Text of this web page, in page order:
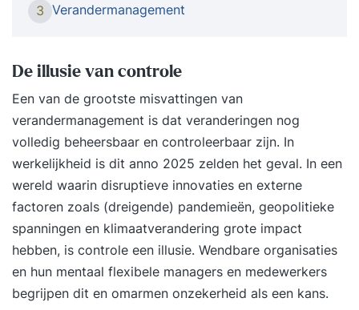
verandermanagement. projectmanagers,
‘Hoe krijg ik mijn mensen mee?’ Deze
op de belangrijkste modellen, richtlijnen en
principes op het gebied van
verandermanagement. In deze training ga je aan
de slag met je eigen casus en die van de
medecursisten. Een flinke dosis praktijk dus en
oefeningen die je de volgende dag al in de
praktijk kunt brengen! Als onderdeel van de
training kun je bovendien het Change
Management v3 Foundation examen afleggen en
een internationaal erkend certificaat behalen.
3 Verandermanagement
De illusie van controle
Een van de grootste misvattingen van
verandermanagement is dat veranderingen nog
volledig beheersbaar en controleerbaar zijn. In
werkelijkheid is dit anno 2025 zelden het geval. In een
wereld waarin disruptieve innovaties en externe
factoren zoals (dreigende) pandemieën, geopolitieke
spanningen en klimaatverandering grote impact
hebben, is controle een illusie. Wendbare organisaties
en hun mentaal flexibele managers en medewerkers
begrijpen dit en omarmen onzekerheid als een kans.